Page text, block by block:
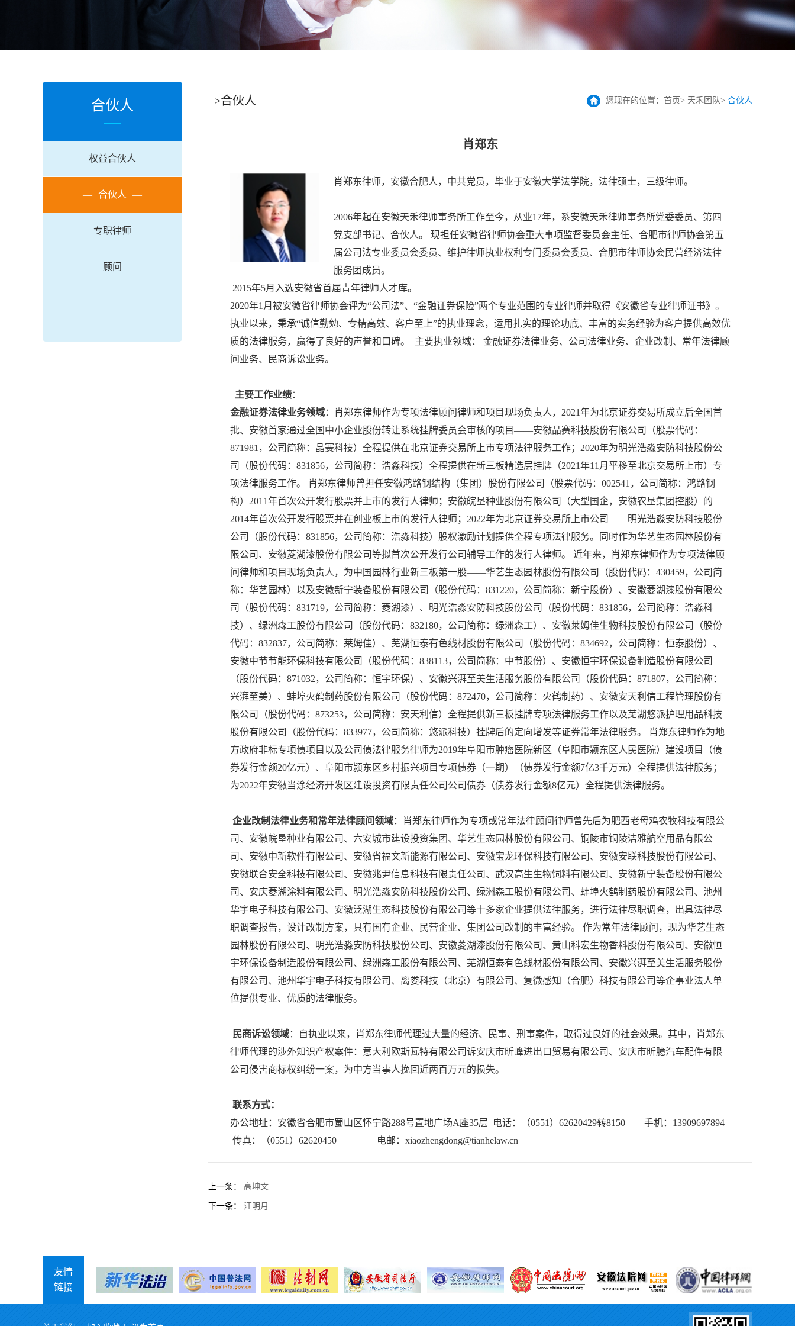
合伙人
权益合伙人
— 合伙人 —
专职律师
顾问
>合伙人 您现在的位置： 首页> 天禾团队> 合伙人
肖郑东
肖郑东律师，安徽合肥人，中共党员，毕业于安徽大学法学院，法律硕士，三级律师。
2006年起在安徽天禾律师事务所工作至今，从业17年，系安徽天禾律师事务所党委委员、第四
党支部书记、合伙人。 现担任安徽省律师协会重大事项监督委员会主任、合肥市律师协会第五
届公司法专业委员会委员、维护律师执业权利专门委员会委员、合肥市律师协会民营经济法律
服务团成员。
2015年5月入选安徽省首届青年律师人才库。
2020年1月被安徽省律师协会评为“公司法”、“金融证券保险”两个专业范围的专业律师并取得《安徽省专业律师证书》。
执业以来，秉承“诚信勤勉、专精高效、客户至上”的执业理念，运用扎实的理论功底、丰富的实务经验为客户提供高效优
质的法律服务，赢得了良好的声誉和口碑。 主要执业领域： 金融证券法律业务、公司法律业务、企业改制、常年法律顾
问业务、民商诉讼业务。
主要工作业绩：
金融证券法律业务领域：肖郑东律师作为专项法律顾问律师和项目现场负责人，2021年为北京证券交易所成立后全国首
批、安徽首家通过全国中小企业股份转让系统挂牌委员会审核的项目——安徽晶赛科技股份有限公司（股票代码：
871981，公司简称：晶赛科技）全程提供在北京证券交易所上市专项法律服务工作；2020年为明光浩淼安防科技股份公
司（股份代码：831856，公司简称：浩淼科技）全程提供在新三板精选层挂牌（2021年11月平移至北京交易所上市）专
项法律服务工作。 肖郑东律师曾担任安徽鸿路钢结构（集团）股份有限公司（股票代码：002541，公司简称：鸿路钢
构）2011年首次公开发行股票并上市的发行人律师；安徽皖垦种业股份有限公司（大型国企，安徽农垦集团控股）的
2014年首次公开发行股票并在创业板上市的发行人律师；2022年为北京证券交易所上市公司——明光浩淼安防科技股份
公司（股份代码：831856，公司简称：浩淼科技）股权激励计划提供全程专项法律服务。同时作为华艺生态园林股份有
限公司、安徽菱湖漆股份有限公司等拟首次公开发行公司辅导工作的发行人律师。 近年来，肖郑东律师作为专项法律顾
问律师和项目现场负责人，为中国园林行业新三板第一股——华艺生态园林股份有限公司（股份代码：430459，公司简
称：华艺园林）以及安徽新宁装备股份有限公司（股份代码：831220，公司简称：新宁股份）、安徽菱湖漆股份有限公
司（股份代码：831719，公司简称：菱湖漆）、明光浩淼安防科技股份公司（股份代码：831856，公司简称：浩淼科
技）、绿洲森工股份有限公司（股份代码：832180，公司简称：绿洲森工）、安徽莱姆佳生物科技股份有限公司（股份
代码：832837，公司简称：莱姆佳）、芜湖恒泰有色线材股份有限公司（股份代码：834692，公司简称：恒泰股份）、
安徽中节节能环保科技有限公司（股份代码：838113，公司简称：中节股份）、安徽恒宇环保设备制造股份有限公司
（股份代码：871032，公司简称：恒宇环保）、安徽兴湃至美生活服务股份有限公司（股份代码：871807，公司简称：
兴湃至美）、蚌埠火鹤制药股份有限公司（股份代码：872470，公司简称：火鹤制药）、安徽安天利信工程管理股份有
限公司（股份代码：873253，公司简称：安天利信）全程提供新三板挂牌专项法律服务工作以及芜湖悠派护理用品科技
股份有限公司（股份代码：833977，公司简称：悠派科技）挂牌后的定向增发等证券常年法律服务。 肖郑东律师作为地
方政府非标专项债项目以及公司债法律服务律师为2019年阜阳市肿瘤医院新区（阜阳市颍东区人民医院）建设项目（债
券发行金额20亿元）、阜阳市颍东区乡村振兴项目专项债券（一期）（债券发行金额7亿3千万元）全程提供法律服务；
为2022年安徽当涂经济开发区建设投资有限责任公司公司债券（债券发行金额8亿元）全程提供法律服务。
企业改制法律业务和常年法律顾问领域：肖郑东律师作为专项或常年法律顾问律师曾先后为肥西老母鸡农牧科技有限公
司、安徽皖垦种业有限公司、六安城市建设投资集团、华艺生态园林股份有限公司、铜陵市铜陵洁雅航空用品有限公
司、安徽中新软件有限公司、安徽省福文新能源有限公司、安徽宝龙环保科技有限公司、安徽安联科技股份有限公司、
安徽联合安全科技有限公司、安徽兆尹信息科技有限责任公司、武汉高生生物饲料有限公司、安徽新宁装备股份有限公
司、安庆菱湖涂料有限公司、明光浩淼安防科技股份公司、绿洲森工股份有限公司、蚌埠火鹤制药股份有限公司、池州
华宇电子科技有限公司、安徽泛湖生态科技股份有限公司等十多家企业提供法律服务，进行法律尽职调查，出具法律尽
职调查报告，设计改制方案，具有国有企业、民营企业、集团公司改制的丰富经验。 作为常年法律顾问，现为华艺生态
园林股份有限公司、明光浩淼安防科技股份公司、安徽菱湖漆股份有限公司、黄山科宏生物香料股份有限公司、安徽恒
宇环保设备制造股份有限公司、绿洲森工股份有限公司、芜湖恒泰有色线材股份有限公司、安徽兴湃至美生活服务股份
有限公司、池州华宇电子科技有限公司、离娄科技（北京）有限公司、复微感知（合肥）科技有限公司等企事业法人单
位提供专业、优质的法律服务。
民商诉讼领域：自执业以来，肖郑东律师代理过大量的经济、民事、刑事案件，取得过良好的社会效果。其中，肖郑东
律师代理的涉外知识产权案件：意大利欧斯瓦特有限公司诉安庆市昕峰进出口贸易有限公司、安庆市昕臆汽车配件有限
公司侵害商标权纠纷一案，为中方当事人挽回近两百万元的损失。
联系方式：
办公地址：安徽省合肥市蜀山区怀宁路288号置地广场A座35层 电话：（0551）62620429转8150 手机：13909697894
传真：（0551）62620450 电邮：xiaozhengdong@tianhelaw.cn
上一条： 高坤文
下一条： 汪明月
友情
链接